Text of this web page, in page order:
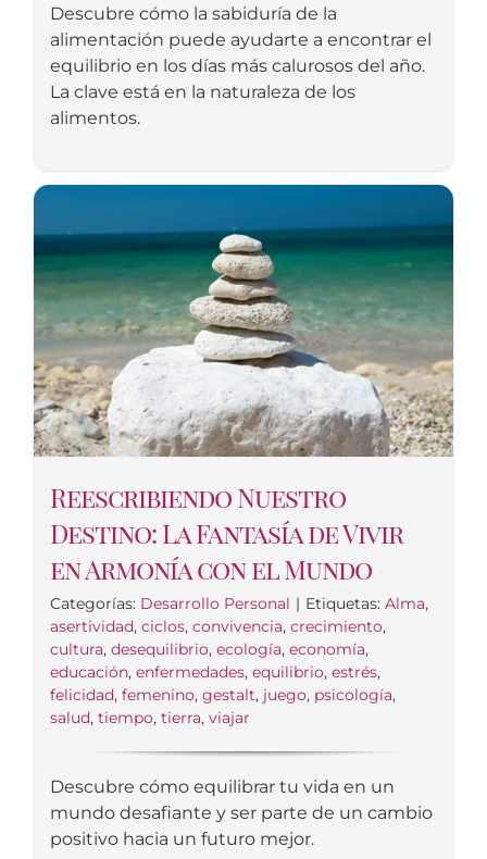
Descubre cómo la sabiduría de la
alimentación puede ayudarte a encontrar el
equilibrio en los días más calurosos del año.
La clave está en la naturaleza de los
alimentos.
Reescribiendo Nuestro
Destino: La Fantasía de Vivir
en Armonía con el Mundo
Categorías: Desarrollo Personal | Etiquetas: Alma,
asertividad, ciclos, convivencia, crecimiento,
cultura, desequilibrio, ecología, economía,
educación, enfermedades, equilibrio, estrés,
felicidad, femenino, gestalt, juego, psicología,
salud, tiempo, tierra, viajar
Descubre cómo equilibrar tu vida en un
mundo desafiante y ser parte de un cambio
positivo hacia un futuro mejor.